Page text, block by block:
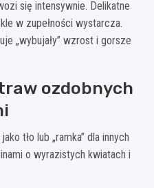
się intensywnie. Delikatne
w zupełności wystarcza.
„wybujały” wzrost i gorsze
ozdobnych
tło lub „ramka” dla innych
o wyrazistych kwiatach i